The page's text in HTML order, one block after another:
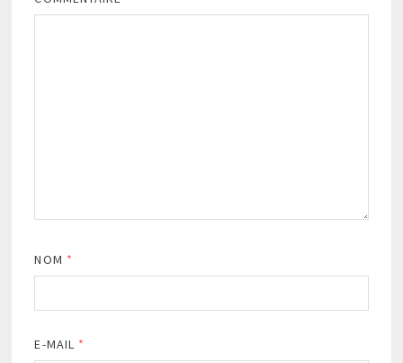
NOM *
E-MAIL *